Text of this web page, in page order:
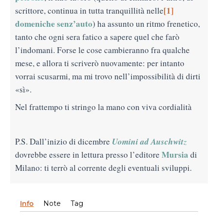
scrittore, continua in tutta tranquillità nelle[1]
domeniche senz’auto) ha assunto un ritmo frenetico,
tanto che ogni sera fatico a sapere quel che farò
l’indomani. Forse le cose cambieranno fra qualche
mese, e allora ti scriverò nuovamente: per intanto
vorrai scusarmi, ma mi trovo nell’impossibilità di dirti
«sì».
Nel frattempo ti stringo la mano con viva cordialità
P.S. Dall’inizio di dicembre Uomini ad Auschwitz
dovrebbe essere in lettura presso l’editore Mursia di
Milano: ti terrò al corrente degli eventuali sviluppi.
Info Note Tag